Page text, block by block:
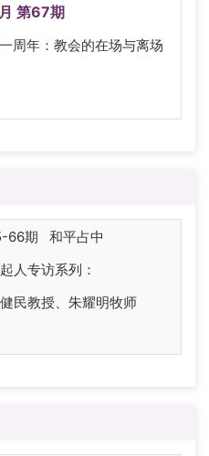
第67期
周年：教会的在场与离场
66期 和平占中
人专访系列：
民教授、朱耀明牧师